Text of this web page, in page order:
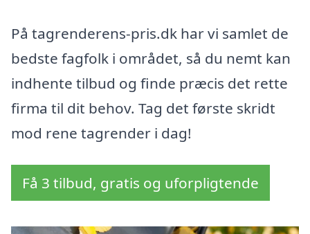
På tagrenderens-pris.dk har vi samlet de
bedste fagfolk i området, så du nemt kan
indhente tilbud og finde præcis det rette
firma til dit behov. Tag det første skridt
mod rene tagrender i dag!
Få 3 tilbud, gratis og uforpligtende